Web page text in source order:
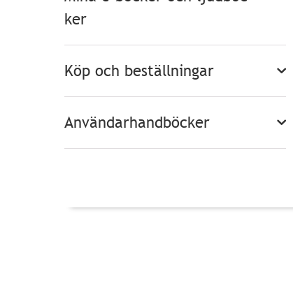
ker
Köp och beställningar
Användarhandböcker